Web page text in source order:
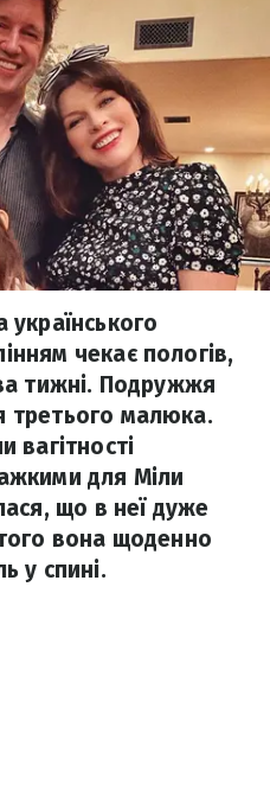
українського
чекає пологів,
тижні. Подружжя
третього малюка.
вагітності
для Міли
що в неї дуже
вона щоденно
у спині.